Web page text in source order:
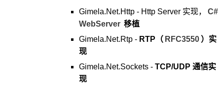
Gimela.Net.Http - Http Server 实现，
C#
WebServer 移植
Gimela.Net.Rtp - RTP（ RFC3550 ）实
现
Gimela.Net.Sockets - TCP/UDP 通信实
现